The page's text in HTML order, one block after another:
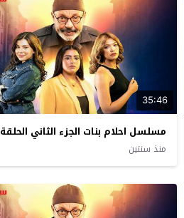
35:46
مسلسل احلام بنات الجزء الثاني الحلقة 5
منذ سنتين